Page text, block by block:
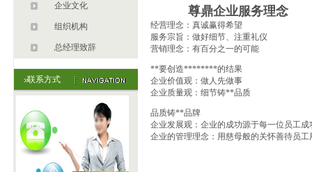
企业文化
组织机构
总经理致辞
联系方式
尊鼎企业服务理念
经营理念：真诚赢得希望
服务宗旨：做好细节、注重礼仪
营销理念：有百分之一的可能
**要创造********的结果
企业价值观：做人先做事
企业质量观：细节铸**品质
品质铸**品牌
企业发展观：企业的成功源于每一位员工成
企业的管理理念：用慈母般的关怀善待员工